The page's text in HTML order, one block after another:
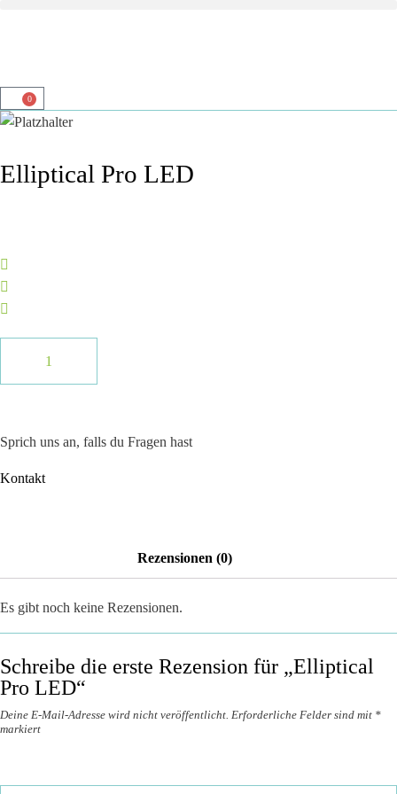
0
Elliptical Pro LED
Sprich uns an, falls du Fragen hast
Kontakt
Rezensionen (0)
Es gibt noch keine Rezensionen.
Schreibe die erste Rezension für „Elliptical
Pro LED“
Deine E-Mail-Adresse wird nicht veröffentlicht. Erforderliche Felder sind mit *
markiert